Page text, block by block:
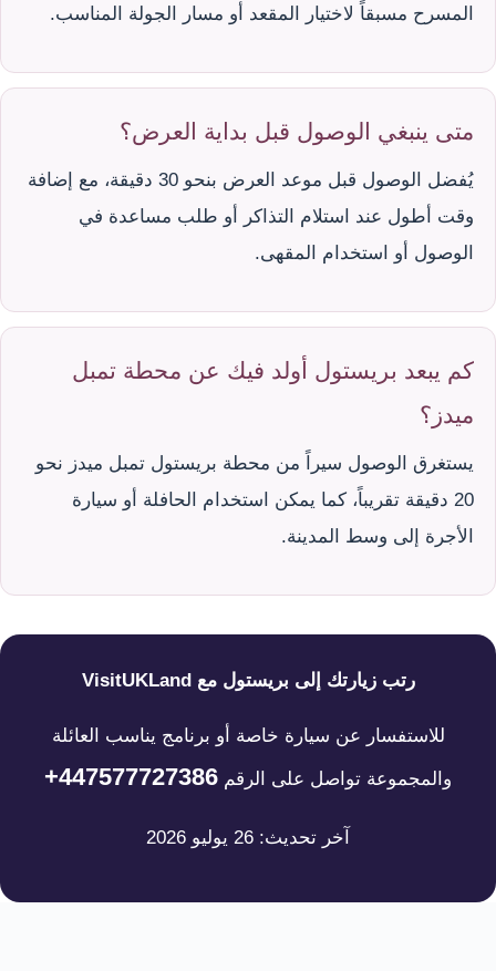
المسرح مسبقاً لاختيار المقعد أو مسار الجولة المناسب.
متى ينبغي الوصول قبل بداية العرض؟
يُفضل الوصول قبل موعد العرض بنحو 30 دقيقة، مع إضافة
وقت أطول عند استلام التذاكر أو طلب مساعدة في
الوصول أو استخدام المقهى.
كم يبعد بريستول أولد فيك عن محطة تمبل
ميدز؟
يستغرق الوصول سيراً من محطة بريستول تمبل ميدز نحو
20 دقيقة تقريباً، كما يمكن استخدام الحافلة أو سيارة
الأجرة إلى وسط المدينة.
رتب زيارتك إلى بريستول مع VisitUKLand
للاستفسار عن سيارة خاصة أو برنامج يناسب العائلة
والمجموعة تواصل على الرقم +447577727386
آخر تحديث: 26 يوليو 2026